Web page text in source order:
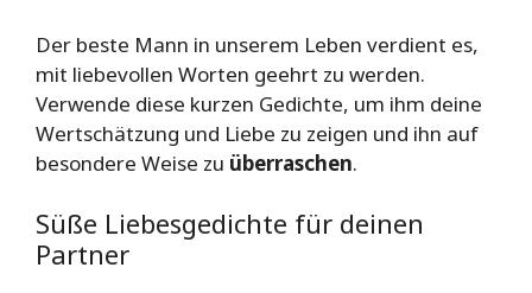
Der beste Mann in unserem Leben verdient es,
mit liebevollen Worten geehrt zu werden.
Verwende diese kurzen Gedichte, um ihm deine
Wertschätzung und Liebe zu zeigen und ihn auf
besondere Weise zu überraschen.
Süße Liebesgedichte für deinen
Partner